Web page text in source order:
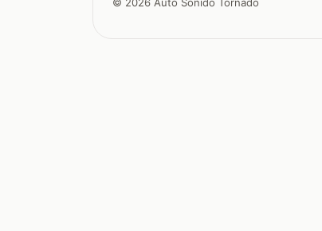
© 2026 Auto Sonido Tornado